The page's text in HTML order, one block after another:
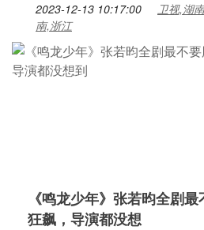
2023-12-13 10:17:00
卫视,湖
南,浙江
《鸣龙少年》张若昀全剧
狂飙，导演都没想